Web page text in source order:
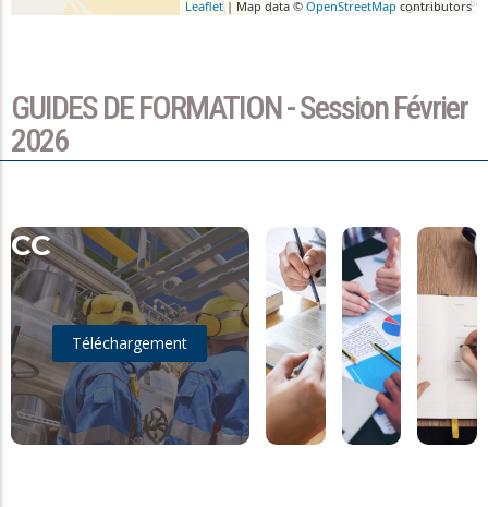
Leaflet | Map data © OpenStreetMap contributors
GUIDES DE FORMATION - Session Février
2026
CC
Téléchargement TéléchargementTéléchargement